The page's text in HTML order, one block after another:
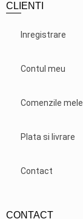
CLIENTI
Inregistrare
Contul meu
Comenzile mele
Plata si livrare
Contact
CONTACT